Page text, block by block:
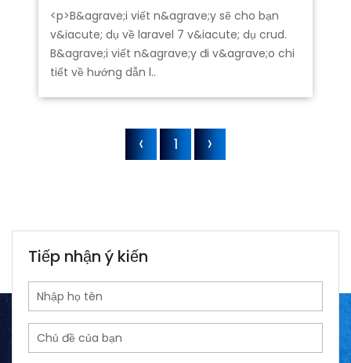
<p>B&agrave;i viết n&agrave;y sẽ cho bạn
v&iacute; dụ về laravel 7 v&iacute; dụ crud.
B&agrave;i viết n&agrave;y đi v&agrave;o chi
tiết về hướng dẫn l..
1
Tiếp nhận ý kiến